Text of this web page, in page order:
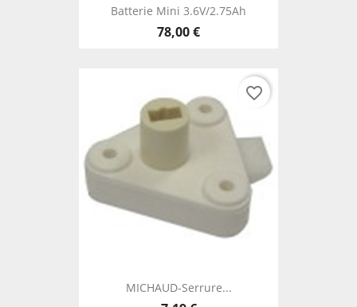
Batterie Mini 3.6V/2.75Ah
78,00 €
MICHAUD-Serrure...
favorite_border